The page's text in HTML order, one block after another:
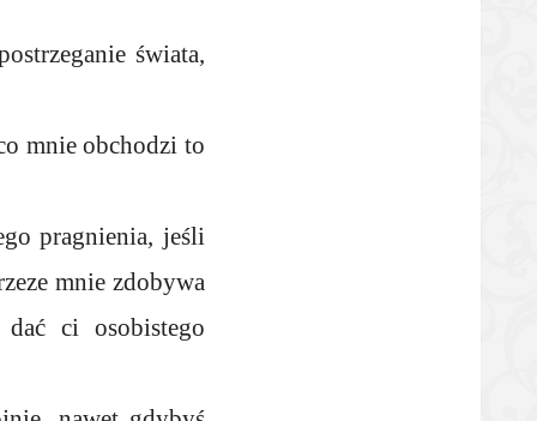
świata,
mnie obchodzi to
pragnienia, jeśli
mnie zdobywa
ci osobistego